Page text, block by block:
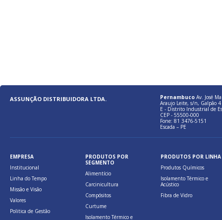
ASSUNÇÃO DISTRIBUIDORA LTDA. Pernambuco Av. José
Araujo Leite, s/n, Galpão 4
E - Distrito Industrial de
CEP - 55500-000
Fone: 81 3476-5151
Escada – PE
EMPRESA
Institucional
Linha do Tempo
Missão e Visão
Valores
Politica de Gestão
PRODUTOS POR
SEGMENTO
Alimentício
Carcinicultura
Compósitos
Curtume
Isolamento Térmico e
PRODUTOS POR LINHA
Produtos Químicos
Isolamento Térmico e
Acústico
Fibra de Vidro